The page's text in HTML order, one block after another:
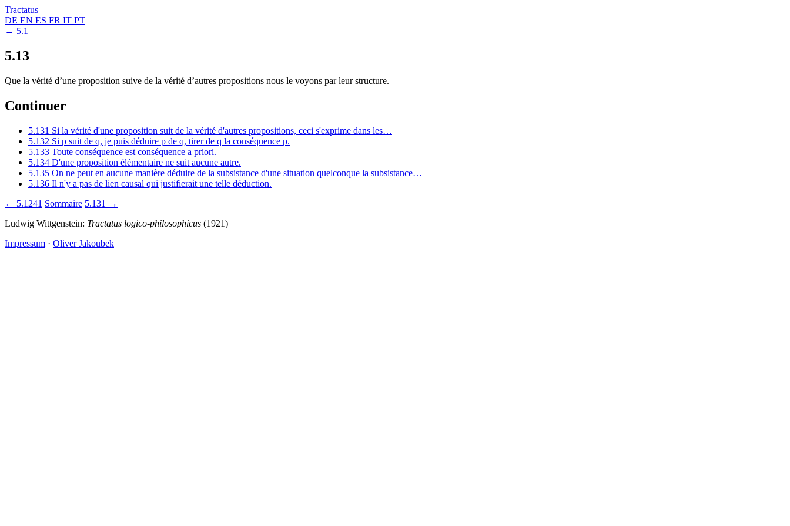
Tractatus
DE EN ES FR IT PT
← 5.1
5.13
Que la vérité d’une proposition suive de la vérité d’autres propositions nous le voyons par leur structure.
Continuer
5.131 Si la vérité d'une proposition suit de la vérité d'autres propositions, ceci s'exprime dans les…
5.132 Si p suit de q, je puis déduire p de q, tirer de q la conséquence p.
5.133 Toute conséquence est conséquence a priori.
5.134 D'une proposition élémentaire ne suit aucune autre.
5.135 On ne peut en aucune manière déduire de la subsistance d'une situation quelconque la subsistance…
5.136 Il n'y a pas de lien causal qui justifierait une telle déduction.
← 5.1241 Sommaire 5.131 →
Ludwig Wittgenstein: Tractatus logico-philosophicus (1921)
Impressum · Oliver Jakoubek